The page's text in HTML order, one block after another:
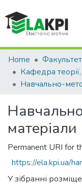
Communities &
All of DSpace
Home
Permanent URI for
https://ela.kpi.ua/
У зібранні